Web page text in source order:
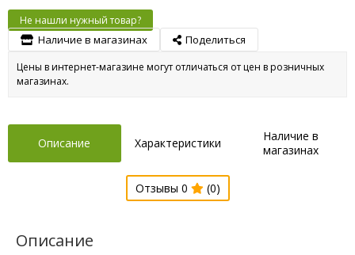
Не нашли нужный товар?
Наличие в магазинах Поделиться
Цены в интернет-магазине могут отличаться от цен в розничных
магазинах.
Описание Характеристики
Наличие в
магазинах
Отзывы 0 (0)
Описание